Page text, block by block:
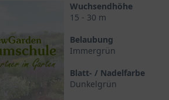
Wuchsendhöhe
15 - 30 m
Belaubung
Immergrün
Blatt- / Nadelfarbe
Dunkelgrün